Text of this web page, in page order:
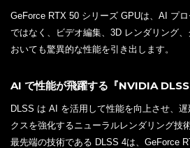
GeForce RTX 50 シリーズ GPUは、AI プ
ではなく、ビデオ編集、3D レンダリング
おいても驚異的な性能を引き出します。
AI で性能が飛躍する『NVIDIA DLSS
DLSS は AI を活用して性能を向上させ、
クスを強化するニューラルレンダリング技術
最先端の技術である DLSS 4は、GeForce